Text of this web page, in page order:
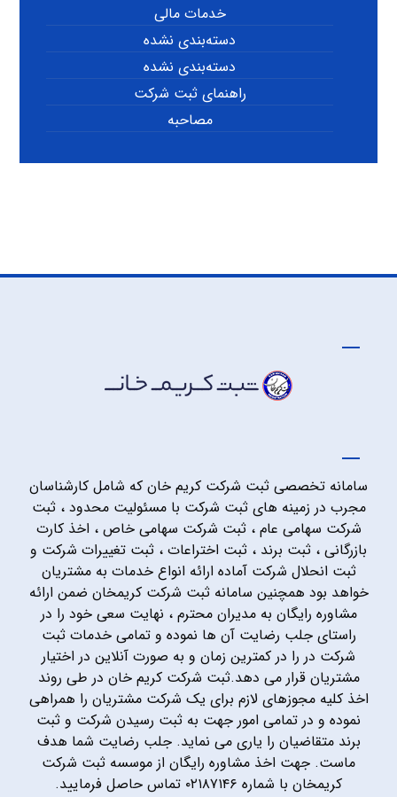
خدمات مالی
دسته‌بندی نشده
دسته‌بندی نشده
راهنمای ثبت شرکت
مصاحبه
سامانه تخصصی ثبت شرکت کریم خان که شامل کارشناسان
مجرب در زمینه های ثبت شرکت با مسئولیت محدود ، ثبت
شرکت سهامی عام ، ثبت شرکت سهامی خاص ، اخذ کارت
بازرگانی ، ثبت برند ، ثبت اختراعات ، ثبت تغییرات شرکت و
ثبت انحلال شرکت آماده ارائه انواع خدمات به مشتریان
خواهد بود همچنین سامانه ثبت شرکت کریمخان ضمن ارائه
مشاوره رایگان به مدیران محترم ، نهایت سعی خود را در
راستای جلب رضایت آن ها نموده و تمامی خدمات ثبت
شرکت در را در کمترین زمان و به صورت آنلاین در اختیار
مشتریان قرار می دهد.ثبت شرکت کریم خان در طی روند
اخذ کلیه مجوزهای لازم برای یک شرکت مشتریان را همراهی
نموده و در تمامی امور جهت به ثبت رسیدن شرکت و ثبت
برند متقاضیان را یاری می نماید. جلب رضایت شما هدف
ماست. جهت اخذ مشاوره رایگان از موسسه ثبت شرکت
کریمخان با شماره ۰۲۱۸۷۱۴۶ تماس حاصل فرمایید.